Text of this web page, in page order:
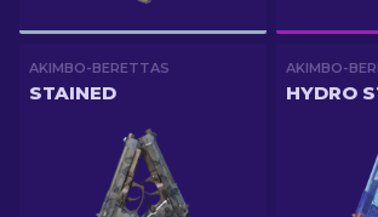
AKIMBO-BERETTAS
STAINED
AKIMBO-
HYDRO